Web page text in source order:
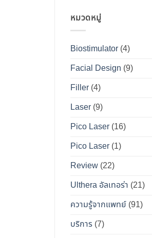
หมวดหมู่
Biostimulator (4)
Facial Design (9)
Filler (4)
Laser (9)
Pico Laser (16)
Pico Laser (1)
Review (22)
Ulthera อัลเทอร่า (21)
ความรู้จากแพทย์ (91)
บริการ (7)